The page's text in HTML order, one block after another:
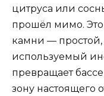
цитруса или
прошёл мимо. Это
камни —
используемый
превращает
зону настоящего